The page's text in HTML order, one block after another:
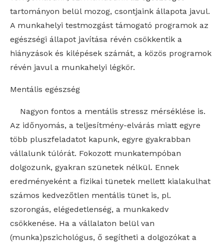
tartományon belül mozog, csontjaink állapota javul.
A munkahelyi testmozgást támogató programok az
egészségi állapot javítása révén csökkentik a
hiányzások és kilépések számát, a közös programok
révén javul a munkahelyi légkör.
Mentális egészség
Nagyon fontos a mentális stressz mérséklése is.
Az időnyomás, a teljesítmény-elvárás miatt egyre
több pluszfeladatot kapunk, egyre gyakrabban
vállalunk túlórát. Fokozott munkatempóban
dolgozunk, gyakran szünetek nélkül. Ennek
eredményeként a fizikai tünetek mellett kialakulhat
számos kedvezőtlen mentális tünet is, pl.
szorongás, elégedetlenség, a munkakedv
csökkenése. Ha a vállalaton belül van
(munka)pszichológus, ő segítheti a dolgozókat a